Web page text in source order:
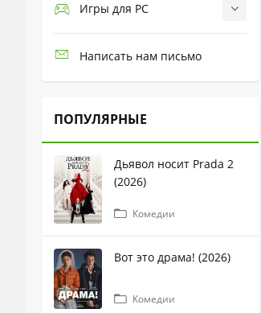
Игры для PC
Написать нам письмо
ПОПУЛЯРНЫЕ
Дьявол носит Prada 2
(2026)
Комедии
Вот это драма! (2026)
Комедии